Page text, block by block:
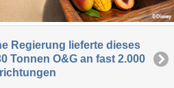
Regierung lieferte dieses
Tonnen O&G an fast 2.000